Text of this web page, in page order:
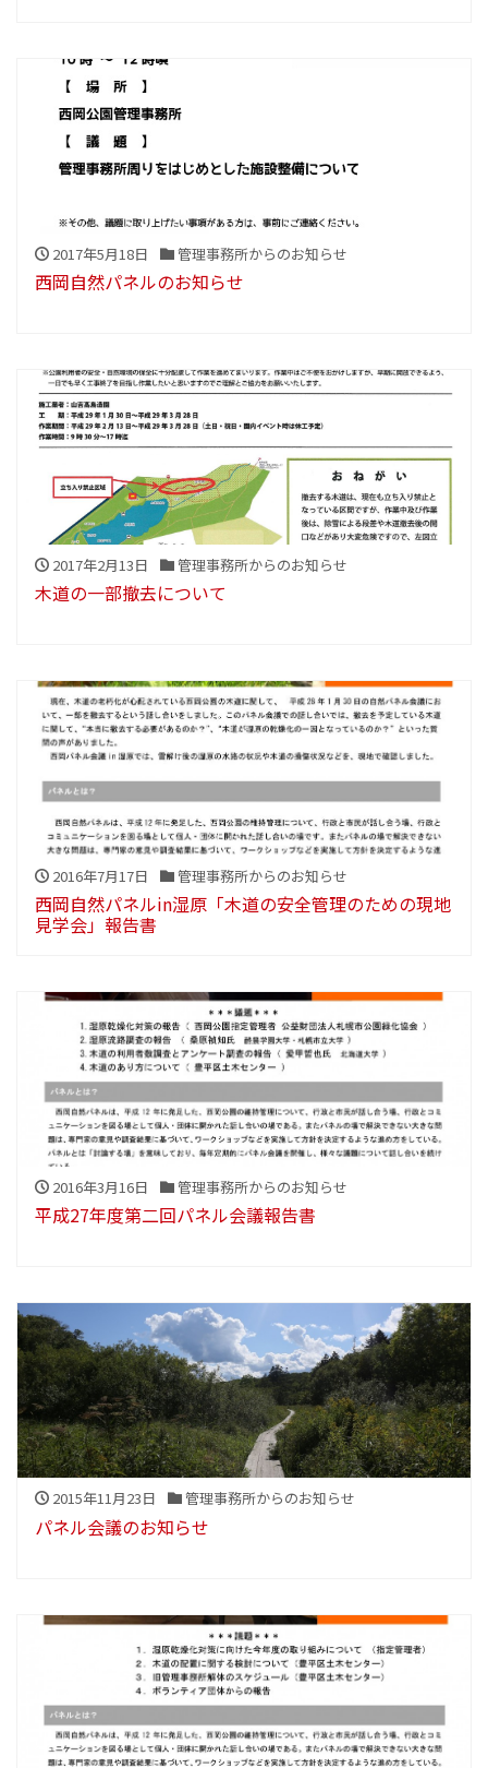
2017年5月18日 管理事務所からのお知らせ
西岡自然パネルのお知らせ
2017年2月13日 管理事務所からのお知らせ
木道の一部撤去について
2016年7月17日 管理事務所からのお知らせ
西岡自然パネルin湿原「木道の安全管理のための現地
見学会」報告書
2016年3月16日 管理事務所からのお知らせ
平成27年度第二回パネル会議報告書
2015年11月23日 管理事務所からのお知らせ
パネル会議のお知らせ